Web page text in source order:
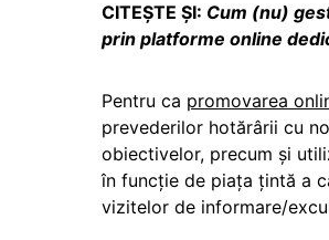
CITEȘTE ȘI: Cum (nu)
prin platforme online
Pentru ca promovarea
prevederilor hotărârii cu
obiectivelor, precum și
în funcție de piața țintă a
vizitelor de informare/